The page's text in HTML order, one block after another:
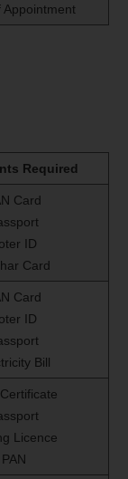
Appointment
Required
Card
ID
Card
Card
ID
Bill
Licence
PAN